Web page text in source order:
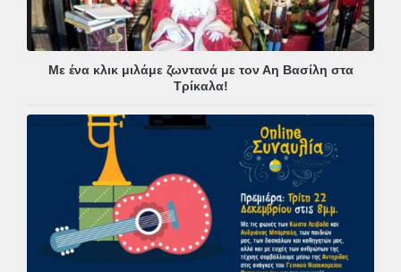
Με ένα κλικ μιλάμε ζωντανά με τον Αη Βασίλη στα
Τρίκαλα!